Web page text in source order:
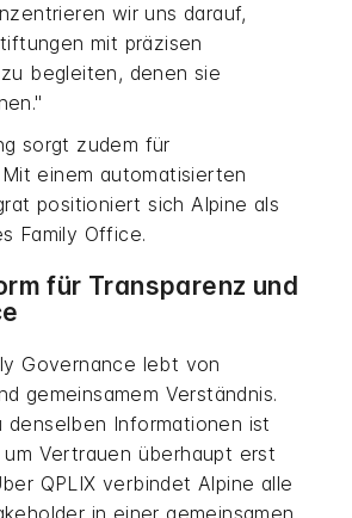
wir uns darauf,
mit präzisen
begleiten, denen sie
sorgt zudem für
einem automatisierten
positioniert sich Alpine als
Family Office.
für Transparenz und
Governance lebt von
gemeinsamem Verständnis.
denselben Informationen ist
um Vertrauen überhaupt erst
QPLIX verbindet Alpine alle
in einer gemeinsamen